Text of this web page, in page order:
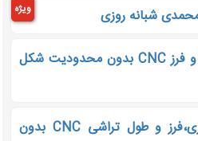
محمدی شبانه روزی ویژه
تراشکاری،طول تراشی،تراپ و فرز CNC بدون محدودیت شکل
خدمات تراشکاری،سری کاری،فرز و طول تراشی CNC بدون